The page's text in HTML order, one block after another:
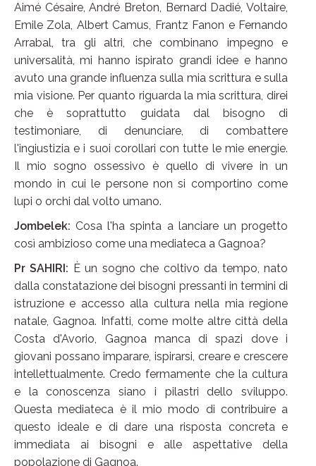
Aimé Césaire, André Breton, Bernard Dadié, Voltaire,
Emile Zola, Albert Camus, Frantz Fanon e Fernando
Arrabal, tra gli altri, che combinano impegno e
universalità, mi hanno ispirato grandi idee e hanno
avuto una grande influenza sulla mia scrittura e sulla
mia visione. Per quanto riguarda la mia scrittura, direi
che è soprattutto guidata dal bisogno di
testimoniare, di denunciare, di combattere
l'ingiustizia e i suoi corollari con tutte le mie energie.
Il mio sogno ossessivo è quello di vivere in un
mondo in cui le persone non si comportino come
lupi o orchi dal volto umano.
Jombelek: Cosa l'ha spinta a lanciare un progetto
così ambizioso come una mediateca a Gagnoa?
Pr SAHIRI: È un sogno che coltivo da tempo, nato
dalla constatazione dei bisogni pressanti in termini di
istruzione e accesso alla cultura nella mia regione
natale, Gagnoa. Infatti, come molte altre città della
Costa d'Avorio, Gagnoa manca di spazi dove i
giovani possano imparare, ispirarsi, creare e crescere
intellettualmente. Credo fermamente che la cultura
e la conoscenza siano i pilastri dello sviluppo.
Questa mediateca è il mio modo di contribuire a
questo ideale e di dare una risposta concreta e
immediata ai bisogni e alle aspettative della
popolazione di Gagnoa.